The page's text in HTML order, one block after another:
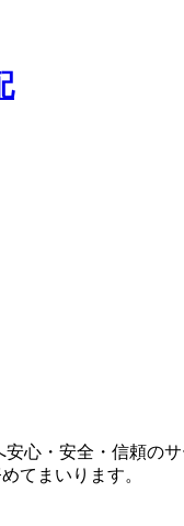
心・安全・信頼の
てまいります。